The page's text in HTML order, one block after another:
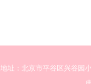
地址：北京市平谷区兴谷园